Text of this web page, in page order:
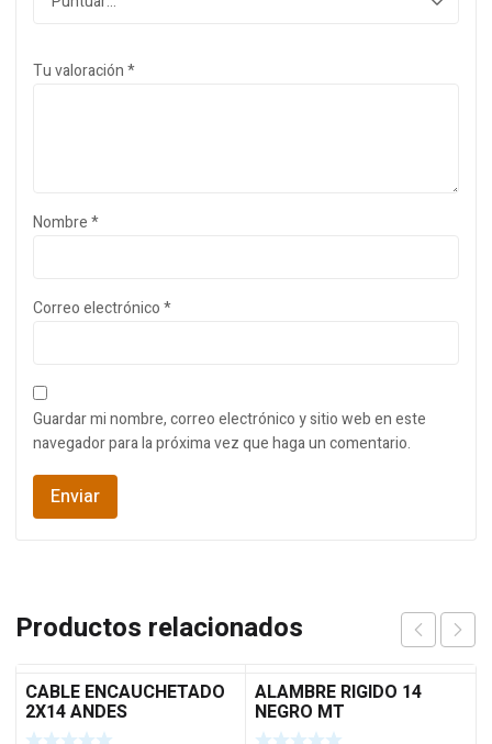
Tu valoración*
Nombre*
Correo electrónico*
Guardar mi nombre, correo electrónico y sitio web en este
navegador para la próxima vez que haga un comentario.
Productos relacionados
CABLE ENCAUCHETADO
2X14 ANDES
ALAMBRE RIGIDO 14
NEGRO MT